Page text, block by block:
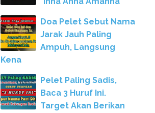
Doa Pelet Sebut Nama
Jarak Jauh Paling
Ampuh, Langsung
Kena
Pelet Paling Sadis,
Baca 3 Huruf Ini.
Target Akan Berikan